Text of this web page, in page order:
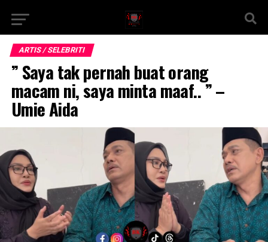
ARTIS / SELEBRITI
” Saya tak pernah buat orang
macam ni, saya minta maaf.. ” –
Umie Aida